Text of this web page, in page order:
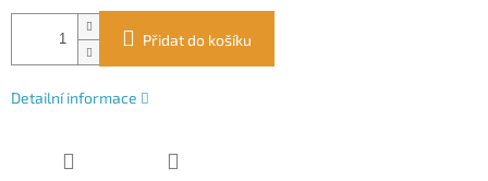
cena:
Přidat do košíku
Detailní informace